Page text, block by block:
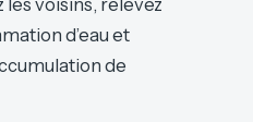
d’eau et
de